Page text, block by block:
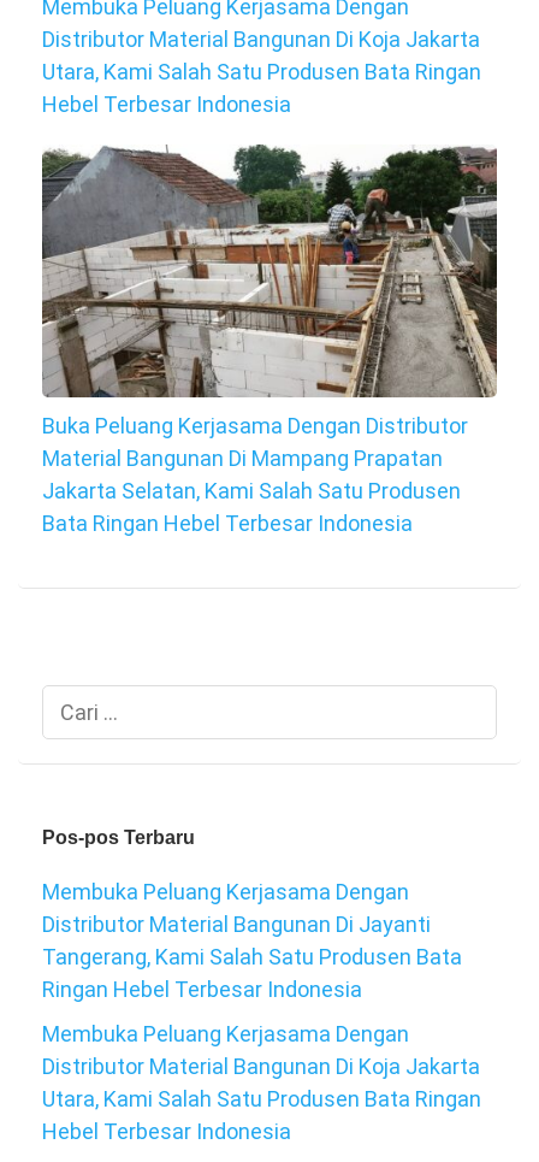
Membuka Peluang Kerjasama Dengan
Distributor Material Bangunan Di Koja Jakarta
Utara, Kami Salah Satu Produsen Bata Ringan
Hebel Terbesar Indonesia
Buka Peluang Kerjasama Dengan Distributor
Material Bangunan Di Mampang Prapatan
Jakarta Selatan, Kami Salah Satu Produsen
Bata Ringan Hebel Terbesar Indonesia
Cari
untuk:
Pos-pos Terbaru
Membuka Peluang Kerjasama Dengan
Distributor Material Bangunan Di Jayanti
Tangerang, Kami Salah Satu Produsen Bata
Ringan Hebel Terbesar Indonesia
Membuka Peluang Kerjasama Dengan
Distributor Material Bangunan Di Koja Jakarta
Utara, Kami Salah Satu Produsen Bata Ringan
Hebel Terbesar Indonesia